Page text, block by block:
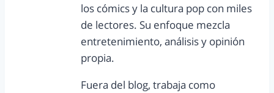
los cómics y la cultura pop con miles
de lectores. Su enfoque mezcla
entretenimiento, análisis y opinión
propia.
Fuera del blog, trabaja como